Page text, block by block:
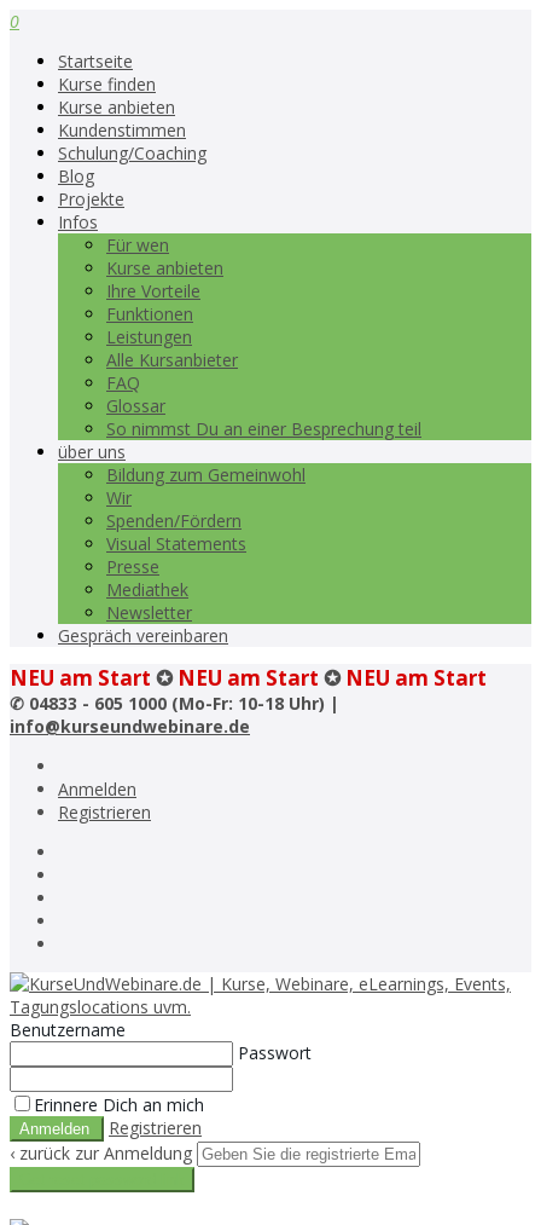
0
Startseite
Kurse finden
Kurse anbieten
Kundenstimmen
Schulung/Coaching
Blog
Projekte
Infos
Für wen
Kurse anbieten
Ihre Vorteile
Funktionen
Leistungen
Alle Kursanbieter
FAQ
Glossar
So nimmst Du an einer Besprechung teil
über uns
Bildung zum Gemeinwohl
Wir
Spenden/Fördern
Visual Statements
Presse
Mediathek
Newsletter
Gespräch vereinbaren
NEU am Start ✪ NEU am Start ✪ NEU am Start
✆ 04833 - 605 1000 (Mo-Fr: 10-18 Uhr) |
info@kurseundwebinare.de
Anmelden
Registrieren
Benutzername
Passwort
Erinnere Dich an mich
Registrieren
‹ zurück zur Anmeldung